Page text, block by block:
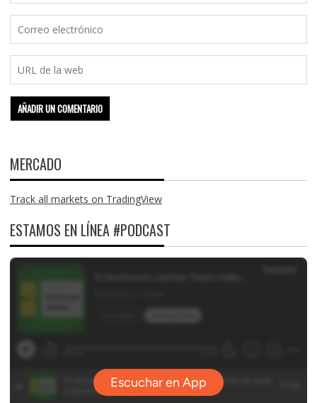
MERCADO
Track all markets on TradingView
ESTAMOS EN LÍNEA #PODCAST